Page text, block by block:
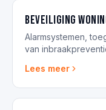
Beveiliging
Alarmsystemen,
van
Lees meer